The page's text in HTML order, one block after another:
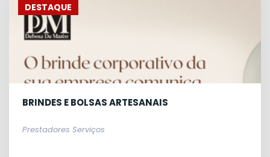
DESTAQUE
BRINDES E BOLSAS ARTESANAIS
Prestadores Serviços